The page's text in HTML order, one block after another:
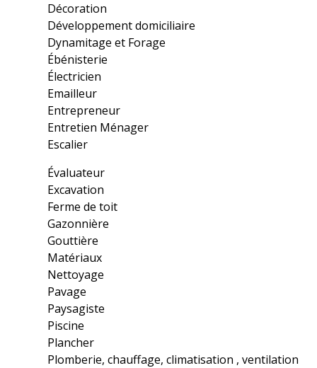
Décoration
Développement domiciliaire
Dynamitage et Forage
Ébénisterie
Électricien
Emailleur
Entrepreneur
Entretien Ménager
Escalier
Évaluateur
Excavation
Ferme de toit
Gazonnière
Gouttière
Matériaux
Nettoyage
Pavage
Paysagiste
Piscine
Plancher
Plomberie, chauffage, climatisation , ventilation